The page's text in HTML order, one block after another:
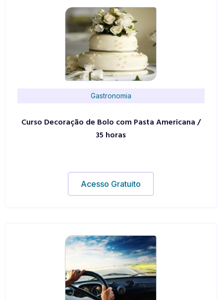
Gastronomia
Curso Decoração de Bolo com Pasta Americana /
35 horas
Acesso Gratuito